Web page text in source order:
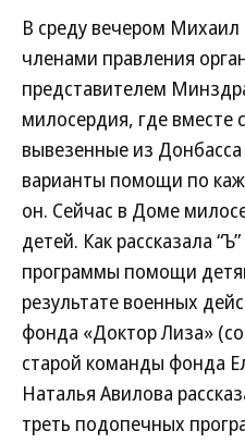
В среду вечером
членами правления
представителем
милосердия, где вместе
вывезенные из
варианты помощи по
он. Сейчас в Доме
детей. Как рассказала
программы помощи
результате военных
фонда «Доктор Лиза»
старой команды фонда
Наталья Авилова
треть подопечных